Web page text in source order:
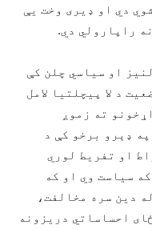
دي او ډيرى وخت يې
راپارولي دي.
او سیاسي چلن کې
د لا پیچلتیا لامل
ته زموږ
ډېرو برخو کې د
او تفريط لوري
سیاست وي او که
دین سره مخالفت،
احساساتي دريزونه